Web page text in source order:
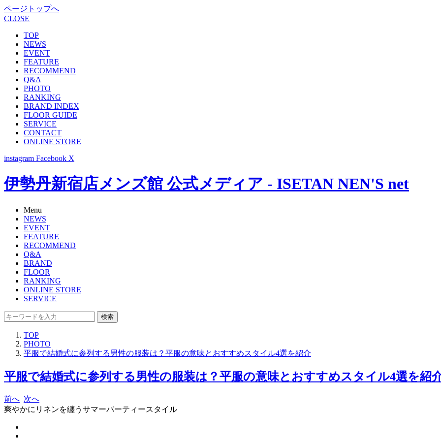
ページトップへ
CLOSE
TOP
NEWS
EVENT
FEATURE
RECOMMEND
Q&A
PHOTO
RANKING
BRAND INDEX
FLOOR GUIDE
SERVICE
CONTACT
ONLINE STORE
instagram Facebook X
伊勢丹新宿店メンズ館 公式メディア - ISETAN NEN'S net
Menu
NEWS
EVENT
FEATURE
RECOMMEND
Q&A
BRAND
FLOOR
RANKING
ONLINE STORE
SERVICE
検索
TOP
PHOTO
平服で結婚式に参列する男性の服装は？平服の意味とおすすめスタイル4選を紹介
平服で結婚式に参列する男性の服装は？平服の意味とおすすめスタイル4選を紹
前へ 次へ
爽やかにリネンを纏うサマーパーティースタイル